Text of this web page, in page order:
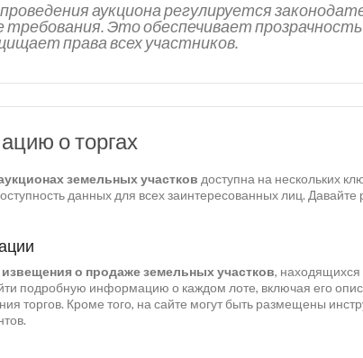
аукциона регулируется
Это обеспечивает
права всех участников.
о торгах
земельных участков доступна на нескольких
данных для всех заинтересованных лиц.
о продаже земельных участков,
подробную информацию о каждом лоте, включая его
торгов. Кроме того, на сайте могут быть размещены